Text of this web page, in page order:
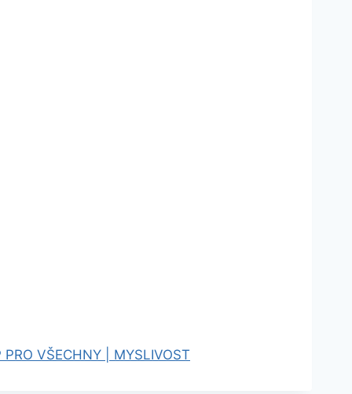
PRO VŠECHNY | MYSLIVOST